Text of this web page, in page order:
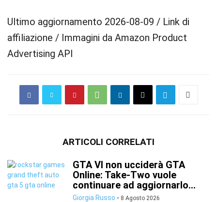
Ultimo aggiornamento 2026-08-09 / Link di
affiliazione / Immagini da Amazon Product
Advertising API
ARTICOLI CORRELATI
GTA VI non ucciderà GTA
Online: Take-Two vuole
continuare ad aggiornarlo...
Giorgia Russo - 8 Agosto 2026